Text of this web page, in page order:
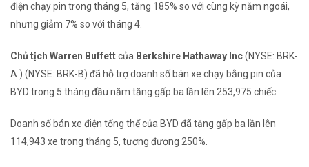
điện chạy pin trong tháng 5, tăng 185% so với cùng kỳ năm ngoái,
nhưng giảm 7% so với tháng 4.
Chủ tịch Warren Buffettcủa Berkshire Hathaway Inc(NYSE: BRK-
A ) (NYSE: BRK-B) đã hỗ trợ doanh số bán xe chạy bằng pin của
BYD trong 5 tháng đầu năm tăng gấp ba lần lên 253,975 chiếc.
Doanh số bán xe điện tổng thể của BYD đã tăng gấp ba lần lên
114,943 xe trong tháng 5, tương đương 250%.